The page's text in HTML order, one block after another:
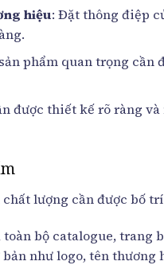
hiệu: Đặt thông điệp
phẩm quan trọng cần
được thiết kế rõ ràng
lượng cần được bố
toàn bộ catalogue,
như logo, tên